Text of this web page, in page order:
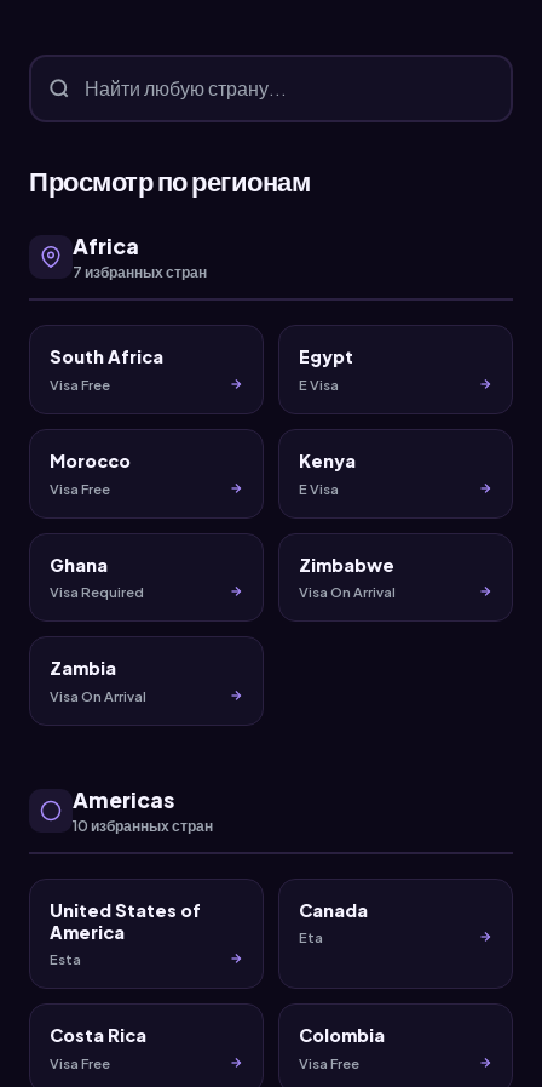
Просмотр по регионам
Africa
7 избранных стран
South Africa
Visa Free
Egypt
E Visa
Morocco
Visa Free
Kenya
E Visa
Ghana
Visa Required
Zimbabwe
Visa On Arrival
Zambia
Visa On Arrival
Americas
10 избранных стран
United States of
America
Esta
Canada
Eta
Costa Rica
Visa Free
Colombia
Visa Free